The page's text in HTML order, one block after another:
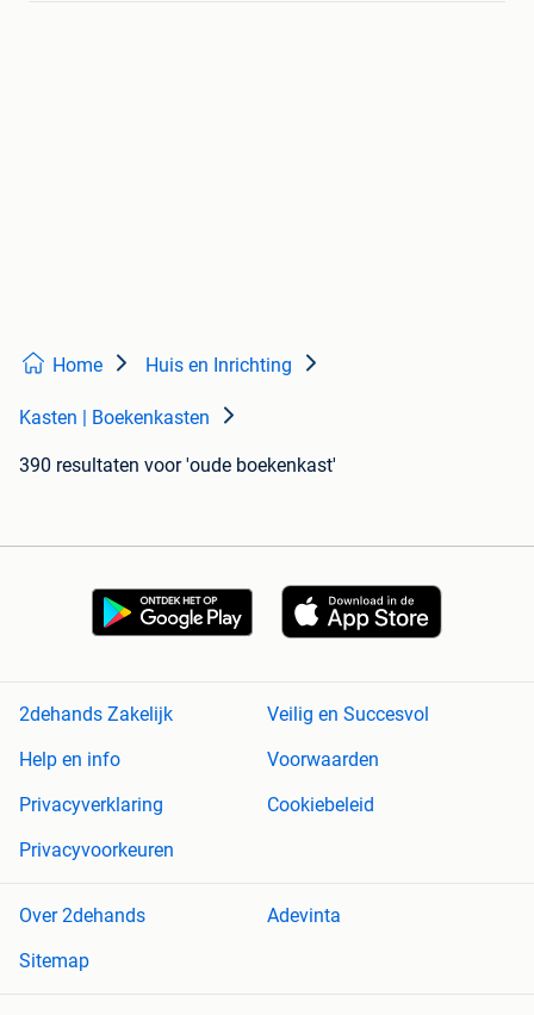
Home Huis en Inrichting
Kasten | Boekenkasten
390 resultaten voor 'oude boekenkast'
2dehands Zakelijk
Veilig en Succesvol
Help en info
Voorwaarden
Privacyverklaring
Cookiebeleid
Privacyvoorkeuren
Over 2dehands
Adevinta
Sitemap